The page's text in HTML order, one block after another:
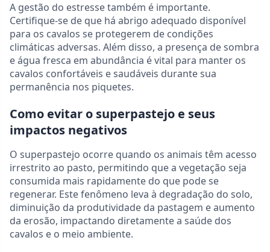
A gestão do estresse também é importante.
Certifique-se de que há abrigo adequado disponível
para os cavalos se protegerem de condições
climáticas adversas. Além disso, a presença de sombra
e água fresca em abundância é vital para manter os
cavalos confortáveis e saudáveis durante sua
permanência nos piquetes.
Como evitar o superpastejo e seus
impactos negativos
O superpastejo ocorre quando os animais têm acesso
irrestrito ao pasto, permitindo que a vegetação seja
consumida mais rapidamente do que pode se
regenerar. Este fenômeno leva à degradação do solo,
diminuição da produtividade da pastagem e aumento
da erosão, impactando diretamente a saúde dos
cavalos e o meio ambiente.